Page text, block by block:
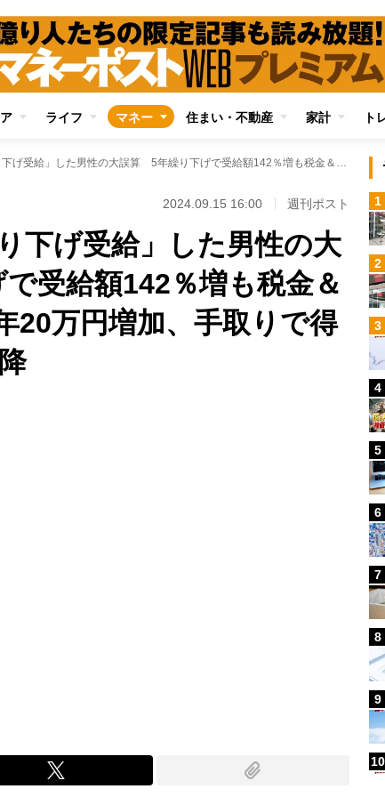
ライフ マネー 住まい・不動産 家計 ト
年金を70歳に「繰り下げ受給」した男性の大誤算 5年繰り下げで受給額142％増も税金＆社会保険料負担は年20万円増加、手取りで得になるのは85歳以降
2024.09.15 16:00 週刊ポスト
下げ受給」した男性の大
受給額142％増も税金＆
20万円増加、手取りで得
1
2
3
4
5
6
7
8
9
10